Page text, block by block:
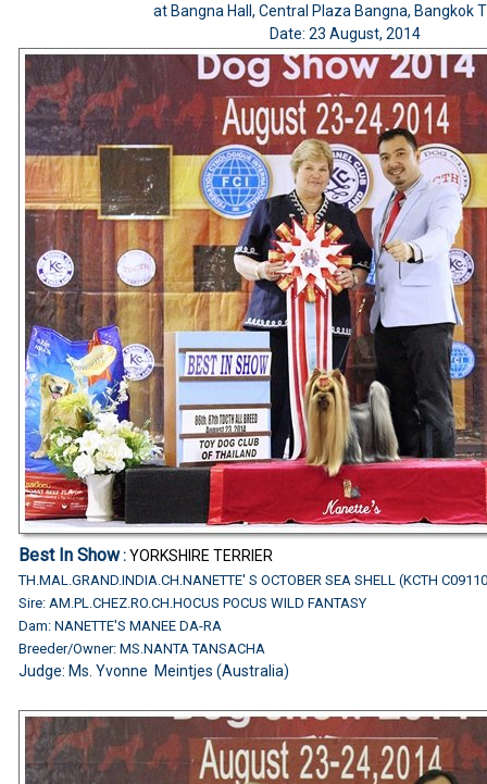
at Bangna Hall, Central Plaza Bangna, Bangkok
Date: 23 August, 2014
Best In Show:YORKSHIRE TERRIER
TH.MAL.GRAND.INDIA.CH.NANETTE' S OCTOBER SEA SHELL (KCTH
Sire: AM.PL.CHEZ.RO.CH.HOCUS POCUS WILD FANTASY
Dam: NANETTE'S MANEE DA-RA
Breeder/Owner: MS.NANTA TANSACHA
Judge: Ms. Yvonne Meintjes (Australia)